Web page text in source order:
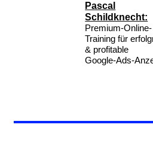
Pascal
Schildknecht:
Premium-Online-
Training für
& profitable
Google-Ads-